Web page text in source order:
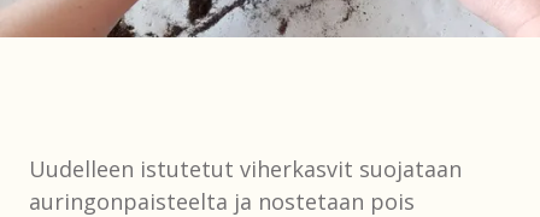
Uudelleen istutetut viherkasvit suojataan
auringonpaisteelta ja nostetaan pois